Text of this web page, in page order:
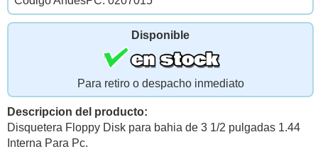
Disponible
Para retiro o despacho inmediato
Descripcion del producto:
Disquetera Floppy Disk para bahia de 3 1/2 pulgadas 1.44
Interna Para Pc.